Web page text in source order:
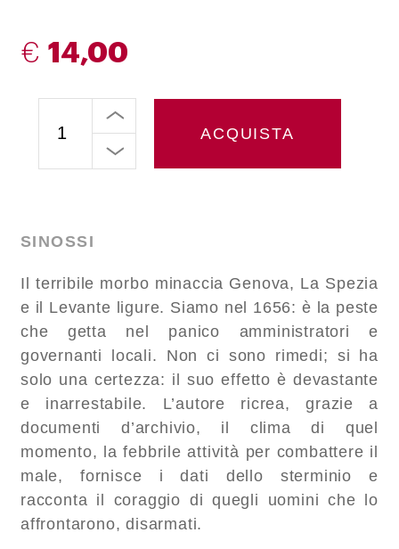
€ 14,00
ACQUISTA
SINOSSI
Il terribile morbo minaccia Genova, La Spezia
e il Levante ligure. Siamo nel 1656: è la peste
che getta nel panico amministratori e
governanti locali. Non ci sono rimedi; si ha
solo una certezza: il suo effetto è devastante
e inarrestabile. L’autore ricrea, grazie a
documenti d’archivio, il clima di quel
momento, la febbrile attività per combattere il
male, fornisce i dati dello sterminio e
racconta il coraggio di quegli uomini che lo
affrontarono, disarmati.